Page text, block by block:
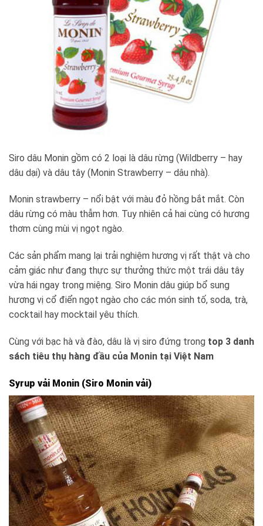
Siro dâu Monin gồm có 2 loại là dâu rừng (Wildberry – hay
dâu dại) và dâu tây (Monin Strawberry – dâu nhà).
Monin strawberry – nổi bật với màu đỏ hồng bắt mắt. Còn
dâu rừng có màu thẫm hơn. Tuy nhiên cả hai cùng có hương
thơm cùng mùi vị ngọt ngào.
Các sản phẩm mang lại trải nghiệm hương vị rất thật và cho
cảm giác như đang thực sự thưởng thức một trái dâu tây
vừa hái ngay trong miệng. Siro Monin dâu giúp bổ sung
hương vị cổ điển ngọt ngào cho các món sinh tố, soda, trà,
cocktail hay mocktail yêu thích.
Cùng với bạc hà và đào, dâu là vị siro đứng trong top 3 danh
sách tiêu thụ hàng đầu của Monin tại Việt Nam
Syrup vải Monin (Siro Monin vải)